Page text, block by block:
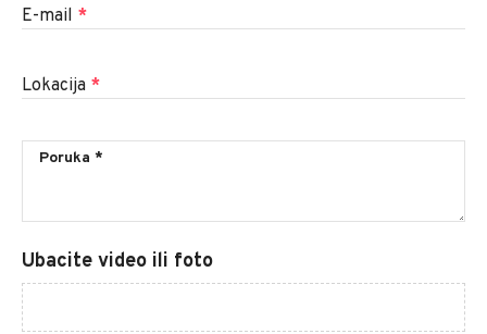
E-mail *
Lokacija *
Ubacite video ili foto